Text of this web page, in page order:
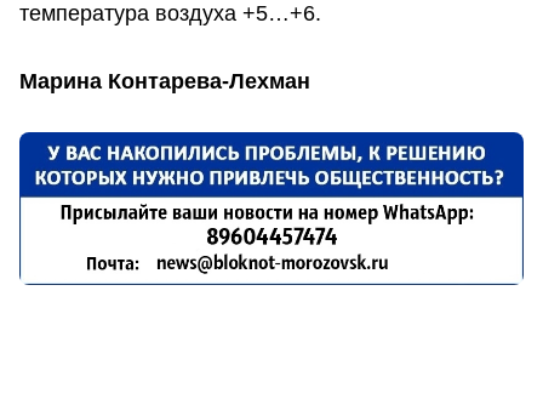
температура воздуха +5…+6.
Марина Контарева-Лехман